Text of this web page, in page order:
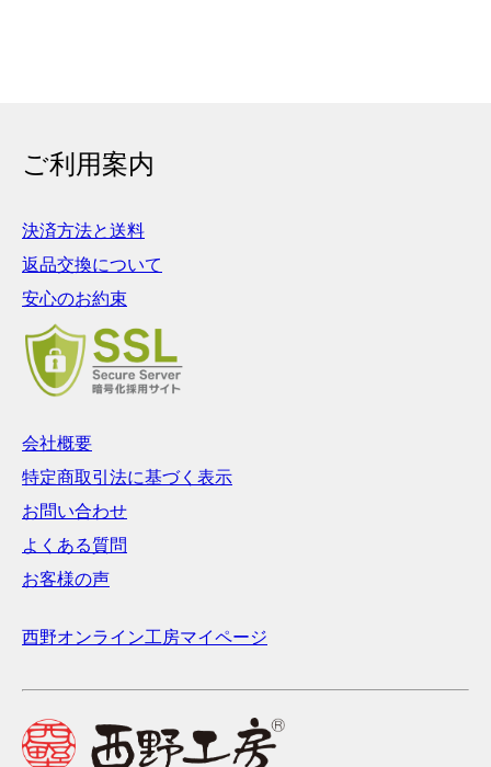
ご利用案内
決済方法と送料
返品交換について
安心のお約束
会社概要
特定商取引法に基づく表示
お問い合わせ
よくある質問
お客様の声
西野オンライン工房マイページ